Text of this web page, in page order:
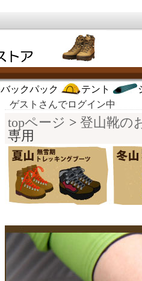
バックパック テント
ゲストさんでログイン中
topページ > 登山靴の
専用